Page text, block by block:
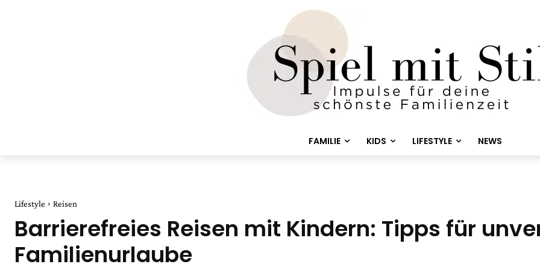
FAMILIE KIDS LIFESTYLE NEWS
Lifestyle Reisen
Barrierefreies Reisen mit Kindern: Tipps für
Familienurlaube